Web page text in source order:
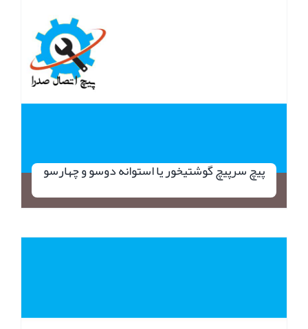
پیچ سرپیچ گوشتیخور یا استوانه دوسو و چهارسو